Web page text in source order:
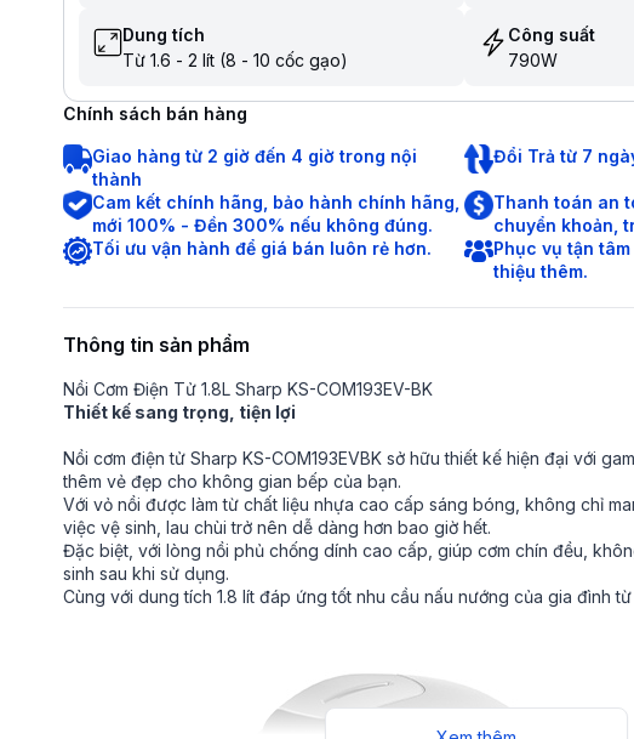
Dung tích
Từ 1.6 - 2 lít (8 - 10 cốc gạo)
Công suất
790W
Chính sách bán hàng
Giao hàng từ 2 giờ đến 4 giờ trong nội
thành
Đổi Trả từ 7
Cam kết chính hãng, bảo hành chính hãng,
mới 100% - Đền 300% nếu không đúng.
Thanh toán an
chuyển khoản,
Tối ưu vận hành để giá bán luôn rẻ hơn.
Phục vụ tận
thiệu thêm.
Thông tin sản phẩm
Nồi Cơm Điện Tử 1.8L Sharp KS-COM193EV-BK
Thiết kế sang trọng, tiện lợi
Nồi cơm điện tử Sharp KS-COM193EVBK sở hữu thiết kế hiện đại với
thêm vẻ đẹp cho không gian bếp của bạn.
Với vỏ nồi được làm từ chất liệu nhựa cao cấp sáng bóng, không chỉ
việc vệ sinh, lau chùi trở nên dễ dàng hơn bao giờ hết.
Đặc biệt, với lòng nồi phủ chống dính cao cấp, giúp cơm chín đều,
sinh sau khi sử dụng.
Cùng với dung tích 1.8 lít đáp ứng tốt nhu cầu nấu nướng của gia đình